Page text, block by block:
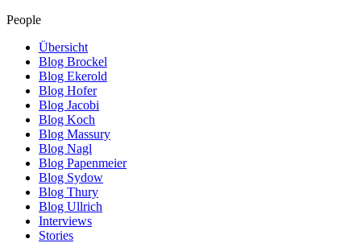
People
Übersicht
Blog Brockel
Blog Ekerold
Blog Hofer
Blog Jacobi
Blog Koch
Blog Massury
Blog Nagl
Blog Papenmeier
Blog Sydow
Blog Thury
Blog Ullrich
Interviews
Stories